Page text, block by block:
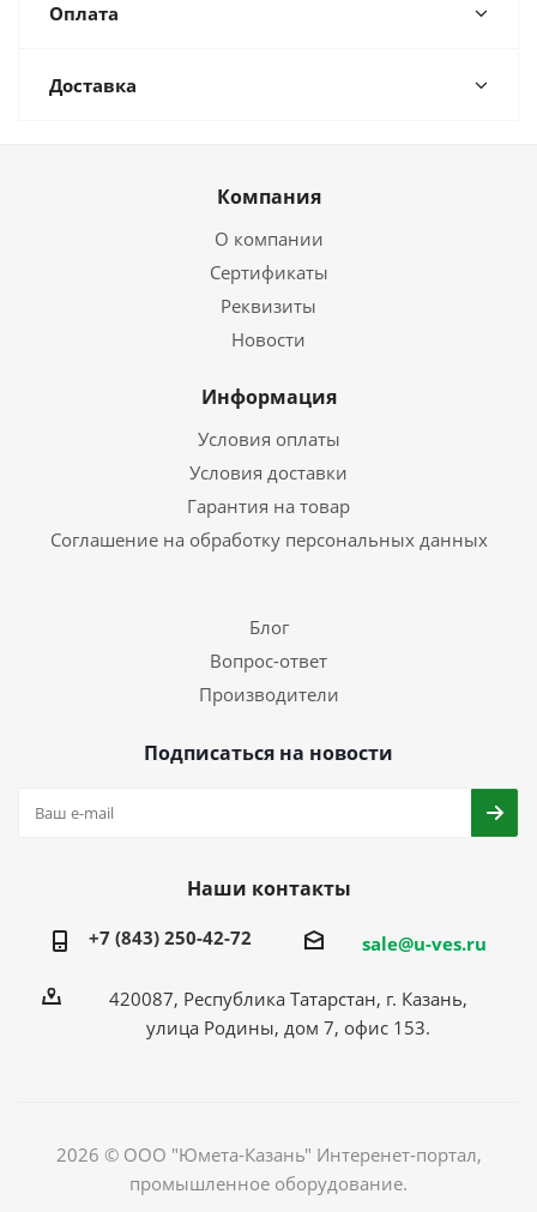
Оплата
Доставка
Компания
О компании
Сертификаты
Реквизиты
Новости
Информация
Условия оплаты
Условия доставки
Гарантия на товар
Соглашение на обработку персональных данных
Блог
Вопрос-ответ
Производители
Подписаться на новости
Наши контакты
+7 (843) 250-42-72 sale@u-ves.ru
420087, Республика Татарстан, г. Казань,
улица Родины, дом 7, офис 153.
2026 © ООО "Юмета-Казань" Интеренет-портал,
промышленное оборудование.